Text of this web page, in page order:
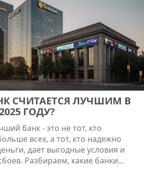
СЧИТАЕТСЯ ЛУЧШИМ В
ГОДУ?
банк - это не тот, кто
всех, а тот, кто надежно
даёт выгодные условия и
Разбираем, какие банки
стоят внимания.